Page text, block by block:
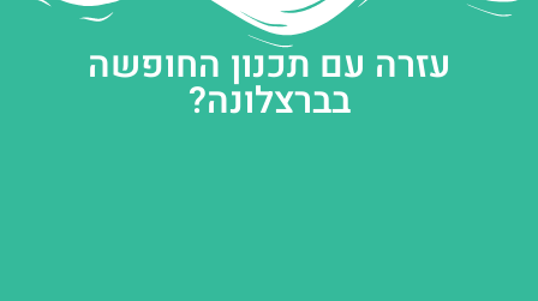
עזרה עם תכנון החופשה
בברצלונה?